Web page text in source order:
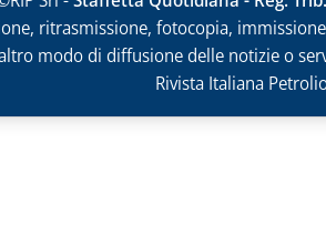
ritrasmissione, fotocopia,
modo di diffusione delle notizie o
Rivista Italiana